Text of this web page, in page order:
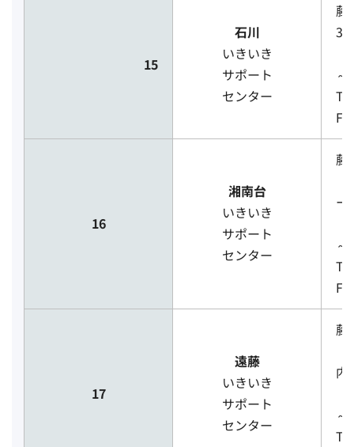
15
石川
いきいき
サポート
センター
藤
39
～
16
湘南台
いきいき
サポート
センター
藤
ー
～
17
遠藤
いきいき
サポート
センター
藤
内
～